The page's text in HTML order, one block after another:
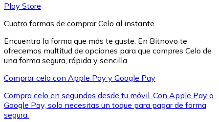
XRP
XRP
Play Store
Cuatro formas de comprar Celo al instante
Encuentra la forma que más te guste. En Bitnovo te
ofrecemos multitud de opciones para que compres Celo de
una forma segura, rápida y sencilla.
Comprar celo con Apple Pay y Google Pay
Compra celo en segundos desde tu móvil. Con Apple Pay o
Google Pay, solo necesitas un toque para pagar de forma
segura.